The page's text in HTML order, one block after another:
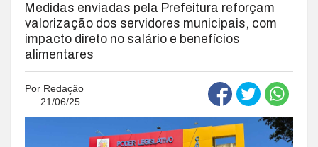
Medidas enviadas pela Prefeitura reforçam
valorização dos servidores municipais, com
impacto direto no salário e benefícios
alimentares
Por Redação
21/06/25